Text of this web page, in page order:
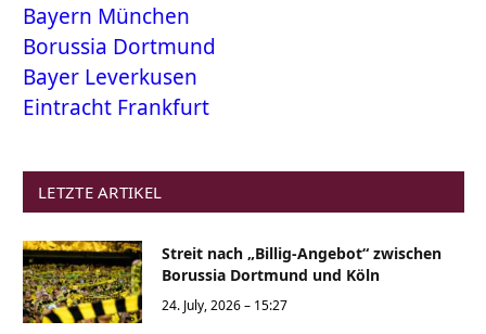
Bayern München
Borussia Dortmund
Bayer Leverkusen
Eintracht Frankfurt
LETZTE ARTIKEL
Streit nach „Billig-Angebot“ zwischen
Borussia Dortmund und Köln
24. July, 2026 – 15:27